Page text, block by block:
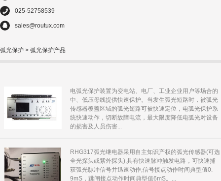
025-52758539
sales@routux.com
弧光保护 > 弧光保护产品
电弧光保护装置为变电站、电厂、工业企业用户等场合的
中、低压母线提供快速保护。当发生弧光短路时，被弧光
传感器覆盖区域的弧光短路可被快速定位，电弧光保护系
统快速动作，切断故障电流，最大限度降低电弧光对设备
的损害及人员伤害...
RHG317弧光继电器采用自主知识产权的弧光传感器(可选
全光探头或紫外探头),具有快速脉冲触发电路，可快速捕
获弧光脉冲信号并迅速动作,信号接点动作时间典型值0.
9mS，跳闸接点动作时间典型值6mS。...